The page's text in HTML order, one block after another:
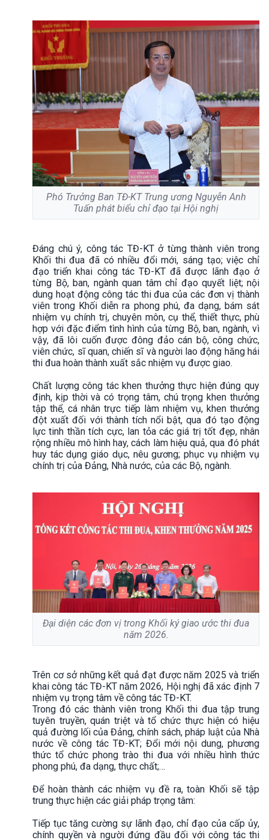
Phó Trưởng Ban TĐ-KT Trung ương Nguyễn Anh
Tuấn phát biểu chỉ đạo tại Hội nghị
Đáng chú ý, công tác TĐ-KT ở từng thành viên trong
Khối thi đua đã có nhiều đổi mới, sáng tạo; việc chỉ
đạo triển khai công tác TĐ-KT đã được lãnh đạo ở
từng Bộ, ban, ngành quan tâm chỉ đạo quyết liệt; nội
dung hoạt động công tác thi đua của các đơn vị thành
viên trong Khối diễn ra phong phú, đa dạng, bám sát
nhiệm vụ chính trị, chuyên môn, cụ thể, thiết thực, phù
hợp với đặc điểm tình hình của từng Bộ, ban, ngành, vì
vậy, đã lôi cuốn được đông đảo cán bộ, công chức,
viên chức, sĩ quan, chiến sĩ và người lao động hăng hái
thi đua hoàn thành xuất sắc nhiệm vụ được giao.
Chất lượng công tác khen thưởng thực hiện đúng quy
định, kịp thời và có trọng tâm, chú trọng khen thưởng
tập thể, cá nhân trực tiếp làm nhiệm vụ, khen thưởng
đột xuất đối với thành tích nổi bật, qua đó tạo động
lực tinh thần tích cực, lan tỏa các giá trị tốt đẹp, nhân
rộng nhiều mô hình hay, cách làm hiệu quả, qua đó phát
huy tác dụng giáo dục, nêu gương; phục vụ nhiệm vụ
chính trị của Đảng, Nhà nước, của các Bộ, ngành.
Đại diện các đơn vị trong Khối ký giao ước thi đua
năm 2026.
Trên cơ sở những kết quả đạt được năm 2025 và triển
khai công tác TĐ-KT năm 2026, Hội nghị đã xác định 7
nhiệm vụ trọng tâm về công tác TĐ-KT.
Trong đó các thành viên trong Khối thi đua tập trung
tuyên truyền, quán triệt và tổ chức thực hiện có hiệu
quả đường lối của Đảng, chính sách, pháp luật của Nhà
nước về công tác TĐ-KT; Đổi mới nội dung, phương
thức tổ chức phong trào thi đua với nhiều hình thức
phong phú, đa dạng, thực chất;…
Để hoàn thành các nhiệm vụ đề ra, toàn Khối sẽ tập
trung thực hiện các giải pháp trọng tâm:
Tiếp tục tăng cường sự lãnh đạo, chỉ đạo của cấp ủy,
chính quyền và người đứng đầu đối với công tác thi